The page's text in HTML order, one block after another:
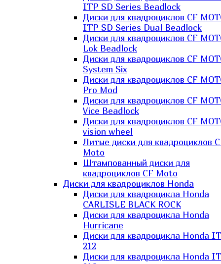
ITP SD Series Beadlock
Диски для квадроциклов CF
ITP SD Series Dual Beadlock
Диски для квадроциклов CF
Lok Beadlock
Диски для квадроциклов CF
System Six
Диски для квадроциклов CF
Pro Mod
Диски для квадроциклов CF
Vice Beadlock
Диски для квадроциклов CF
vision wheel
Литые диски для квадроциклов
Moto
Штампованный диски для
квадроциклов CF Moto
Диски для квадроциклов Honda
Диски для квадроцикла Honda
CARLISLE BLACK ROCK
Диски для квадроцикла Honda
Hurricane
Диски для квадроцикла Honda
212
Диски для квадроцикла Honda